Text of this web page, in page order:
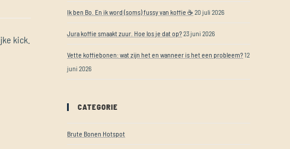
kick.
Ik ben Bo. En ik word (soms) fussy van koffie ☕ 20 juli 2026
Jura koffie smaakt zuur. Hoe los je dat op?23 juni 2026
Vette koffiebonen: wat zijn het en wanneer is het een probleem?12
juni 2026
CATEGORIE
Brute Bonen Hotspot